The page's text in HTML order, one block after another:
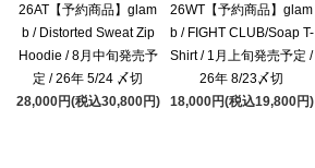
26AT【予約商品】glam
b / Distorted Sweat Zip
Hoodie / 8月中旬発売予
定 / 26年 5/24 〆切
28,000円(税込30,800円)
26WT【予約商品】glam
b / FIGHT CLUB/Soap T-
Shirt / 1月上旬発売予定 /
26年 8/23〆切
18,000円(税込19,800円)